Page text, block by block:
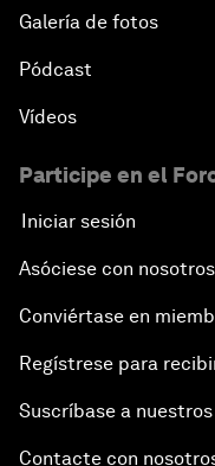
Galería de fotos
Pódcast
Vídeos
Participe en el
Iniciar sesión
Asóciese con nosotros
Conviértase en
Regístrese para
Suscríbase a
Contacte con